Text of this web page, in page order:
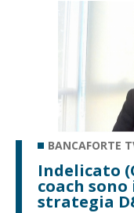
BANCAFORTE
Indelicato
coach
strategia